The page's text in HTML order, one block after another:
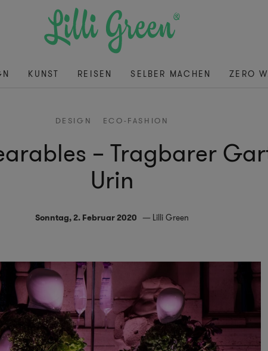
KUNST REISEN SELBER MACHEN ZERO
DESIGN ECO-FASHION
– Tragbarer
Urin
Sonntag, 2. Februar 2020 Lilli Green